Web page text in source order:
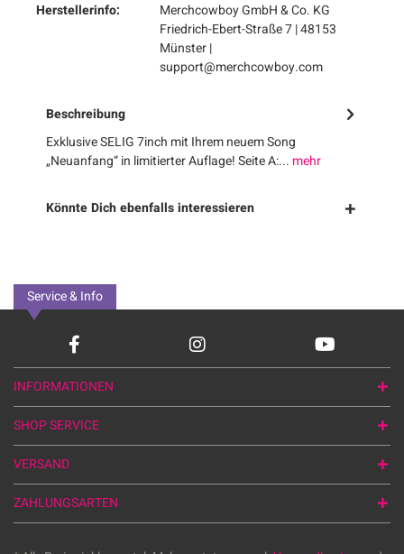
Herstellerinfo:
Merchcowboy GmbH & Co. KG
Friedrich-Ebert-Straße 7 | 48153
Münster |
support@merchcowboy.com
Beschreibung
Exklusive SELIG 7inch mit Ihrem neuem Song
„Neuanfang“ in limitierter Auflage! Seite A:... mehr
Könnte Dich ebenfalls interessieren
Service & Info
INFORMATIONEN
SHOP SERVICE
VERSAND
ZAHLUNGSARTEN